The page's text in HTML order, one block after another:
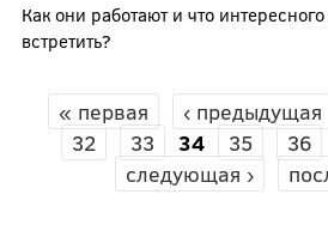
Как они работают и что
встретить?
СТРАНИЦЫ
« первая ‹ предыдущая
32
33 34 35 36
следующая ›